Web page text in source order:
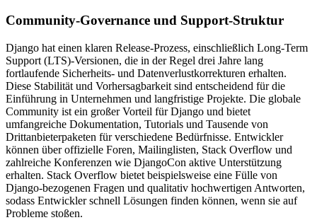
Community-Governance und Support-Struktur
Django hat einen klaren Release-Prozess, einschließlich Long-Term
Support (LTS)-Versionen, die in der Regel drei Jahre lang
fortlaufende Sicherheits- und Datenverlustkorrekturen erhalten.
Diese Stabilität und Vorhersagbarkeit sind entscheidend für die
Einführung in Unternehmen und langfristige Projekte. Die globale
Community ist ein großer Vorteil für Django und bietet
umfangreiche Dokumentation, Tutorials und Tausende von
Drittanbieterpaketen für verschiedene Bedürfnisse. Entwickler
können über offizielle Foren, Mailinglisten, Stack Overflow und
zahlreiche Konferenzen wie DjangoCon aktive Unterstützung
erhalten. Stack Overflow bietet beispielsweise eine Fülle von
Django-bezogenen Fragen und qualitativ hochwertigen Antworten,
sodass Entwickler schnell Lösungen finden können, wenn sie auf
Probleme stoßen.